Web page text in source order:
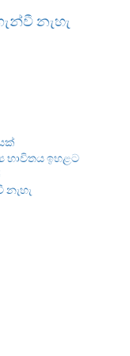
නැහැ
භාවිතය ඉහළට
නැහැ